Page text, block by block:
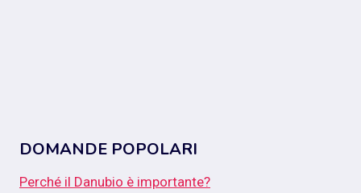
DOMANDE POPOLARI
Perché il Danubio è importante?